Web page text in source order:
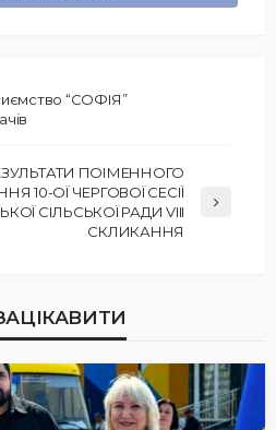
“СОФІЯ”
ПОІМЕННОГО
10-ОЇ ЧЕРГОВОЇ СЕСІЇ
СІЛЬСЬКОЇ РАДИ VIII
СКЛИКАННЯ